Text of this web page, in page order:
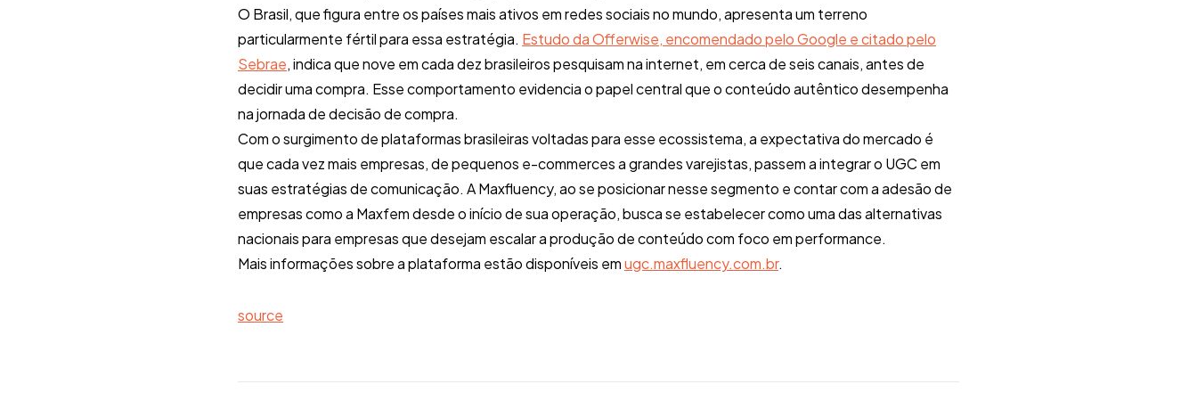
O Brasil, que figura entre os países mais ativos em redes sociais no mundo, apresenta um terreno
particularmente fértil para essa estratégia. Estudo da Offerwise, encomendado pelo Google e citado pelo
Sebrae, indica que nove em cada dez brasileiros pesquisam na internet, em cerca de seis canais, antes de
decidir uma compra. Esse comportamento evidencia o papel central que o conteúdo autêntico desempenha
na jornada de decisão de compra.
Com o surgimento de plataformas brasileiras voltadas para esse ecossistema, a expectativa do mercado é
que cada vez mais empresas, de pequenos e-commerces a grandes varejistas, passem a integrar o UGC em
suas estratégias de comunicação. A Maxfluency, ao se posicionar nesse segmento e contar com a adesão de
empresas como a Maxfem desde o início de sua operação, busca se estabelecer como uma das alternativas
nacionais para empresas que desejam escalar a produção de conteúdo com foco em performance.
Mais informações sobre a plataforma estão disponíveis emugc.maxfluency.com.br.
source